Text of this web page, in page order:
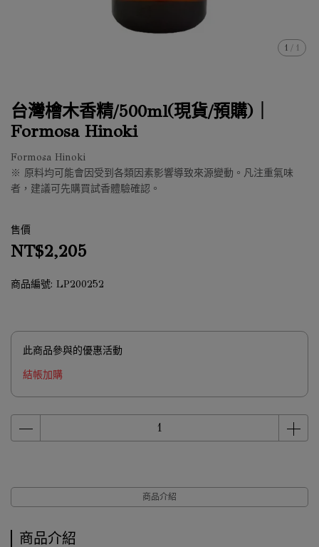
1 / 1
台灣檜木香精/500ml(現貨/預購)｜
Formosa Hinoki
Formosa Hinoki
※ 原料均可能會因受到各類因素影響導致來源變動。凡注重氣味
者，建議可先購買試香體驗確認。
售價
NT$2,205
商品編號: LP200252
此商品參與的優惠活動
結帳加購
商品介紹
商品介紹